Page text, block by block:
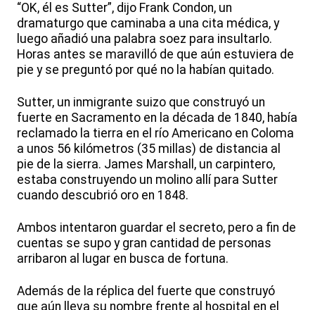
“OK, él es Sutter”, dijo Frank Condon, un
dramaturgo que caminaba a una cita médica, y
luego añadió una palabra soez para insultarlo.
Horas antes se maravilló de que aún estuviera de
pie y se preguntó por qué no la habían quitado.
Sutter, un inmigrante suizo que construyó un
fuerte en Sacramento en la década de 1840, había
reclamado la tierra en el río Americano en Coloma
a unos 56 kilómetros (35 millas) de distancia al
pie de la sierra. James Marshall, un carpintero,
estaba construyendo un molino allí para Sutter
cuando descubrió oro en 1848.
Ambos intentaron guardar el secreto, pero a fin de
cuentas se supo y gran cantidad de personas
arribaron al lugar en busca de fortuna.
Además de la réplica del fuerte que construyó
que aún lleva su nombre frente al hospital en el